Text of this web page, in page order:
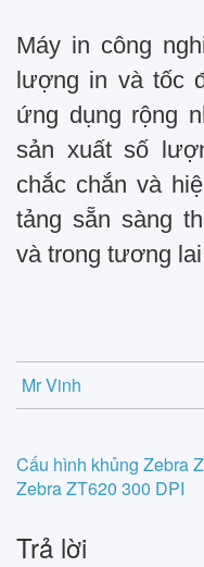
Máy in công
lượng in và tốc
ứng dụng rộng
sản xuất số
chắc chắn và
tảng sẵn sàng
và trong tương
Mr Vinh
Post
navigation
Cấu hình khủng Zebra
Zebra ZT620 300 DPI
Trả lời